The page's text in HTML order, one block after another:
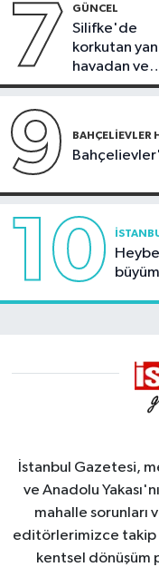
7 GÜNCEL
Silifke'de
korkutan
havadan ve
karadan
9 BAHÇELIEVLER
10
İstanbul Gazetesi,
ve Anadolu
mahalle sorunları
editörlerimizce takip
kentsel dönüşüm